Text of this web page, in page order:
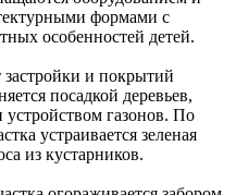
формами с
особенностей детей.
и покрытий
посад­кой деревьев,
устройством газонов. По
устраивается зеленая
из кустарников.